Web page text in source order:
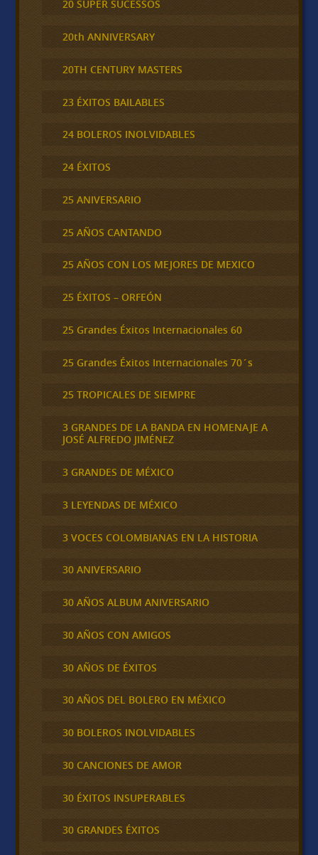
20 SUPER SUCESSOS
20th ANNIVERSARY
20TH CENTURY MASTERS
23 ÉXITOS BAILABLES
24 BOLEROS INOLVIDABLES
24 ÉXITOS
25 ANIVERSARIO
25 AÑOS CANTANDO
25 AÑOS CON LOS MEJORES DE MEXICO
25 ÉXITOS – ORFEÓN
25 Grandes Éxitos Internacionales 60
25 Grandes Éxitos Internacionales 70´s
25 TROPICALES DE SIEMPRE
3 GRANDES DE LA BANDA EN HOMENAJE A
JOSÉ ALFREDO JIMÉNEZ
3 GRANDES DE MÉXICO
3 LEYENDAS DE MÉXICO
3 VOCES COLOMBIANAS EN LA HISTORIA
30 ANIVERSARIO
30 AÑOS ALBUM ANIVERSARIO
30 AÑOS CON AMIGOS
30 AÑOS DE ÉXITOS
30 AÑOS DEL BOLERO EN MÉXICO
30 BOLEROS INOLVIDABLES
30 CANCIONES DE AMOR
30 ÉXITOS INSUPERABLES
30 GRANDES ÉXITOS